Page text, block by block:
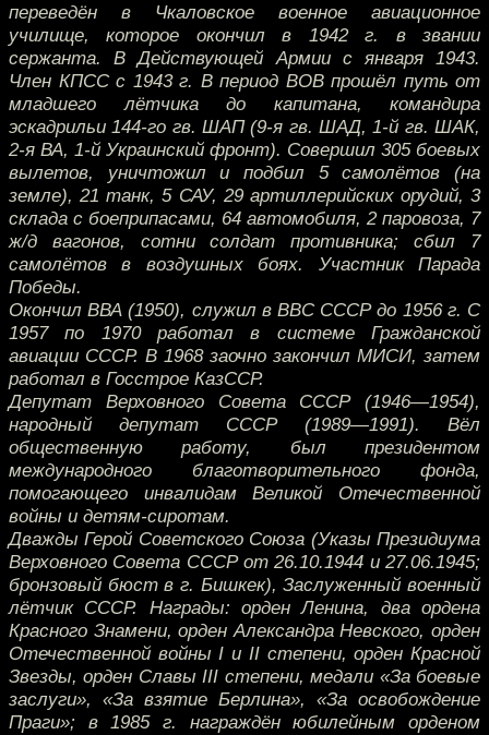
переведён в Чкаловское военное авиационное
училище, которое окончил в 1942 г. в звании
сержанта. В Действующей Армии с января 1943.
Член КПСС с 1943 г. В период ВОВ прошёл путь от
младшего лётчика до капитана, командира
эскадрильи 144-го гв. ШАП (9-я гв. ШАД, 1-й гв. ШАК,
2-я ВА, 1-й Украинский фронт). Совершил 305 боевых
вылетов, уничтожил и подбил 5 самолётов (на
земле), 21 танк, 5 САУ, 29 артиллерийских орудий, 3
склада с боеприпасами, 64 автомобиля, 2 паровоза, 7
ж/д вагонов, сотни солдат противника; сбил 7
самолётов в воздушных боях. Участник Парада
Победы.
Окончил ВВА (1950), служил в ВВС СССР до 1956 г. С
1957 по 1970 работал в системе Гражданской
авиации СССР. В 1968 заочно закончил МИСИ, затем
работал в Госстрое КазССР.
Депутат Верховного Совета СССР (1946—1954),
народный депутат СССР (1989—1991). Вёл
общественную работу, был президентом
международного благотворительного фонда,
помогающего инвалидам Великой Отечественной
войны и детям-сиротам.
Дважды Герой Советского Союза (Указы Президиума
Верховного Совета СССР от 26.10.1944 и 27.06.1945;
бронзовый бюст в г. Бишкек), Заслуженный военный
лётчик СССР. Награды: орден Ленина, два ордена
Красного Знамени, орден Александра Невского, орден
Отечественной войны I и II степени, орден Красной
Звезды, орден Славы III степени, медали «За боевые
заслуги», «За взятие Берлина», «За освобождение
Праги»; в 1985 г. награждён юбилейным орденом